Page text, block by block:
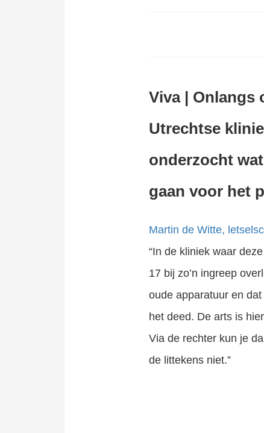
Viva | Onlangs
Utrechtse
onderzocht
gaan voor het
Martin de Witte,
“In de kliniek waar
17 bij zo’n ingreep
oude apparatuur en
het deed. De arts is
Via de rechter kun je
de littekens niet.”